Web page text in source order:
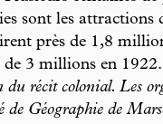
sont les attractions
près de 1,8
de 3 millions en 1922.
du récit colonial. Les
de Géographie de